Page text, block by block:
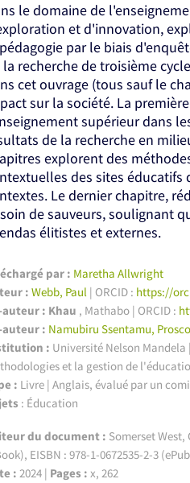
le domaine de
et d'innovation,
par le biais
la recherche de troisième
cet ouvrage (tous sauf le
sur la société. La
supérieur dans
de la recherche en
explorent des
des sites éducatifs
Le dernier chapitre,
de sauveurs, soulignant
élitistes et externes.
par : Maretha Allwright
: Webb, Paul| ORCID : https://
auteur : Khau , Mathabo | ORCID :
auteur : Namubiru Ssentamu,
: Université Nelson Mandela |
et la gestion de
: Livre | Anglais, évalué par un
: Éducation
du document : Somerset West,
EISBN : 978-1-0672535-2-3
: 2024 | Pages : x, 262